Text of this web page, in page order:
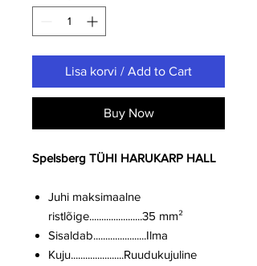
Lisa korvi / Add to Cart
Buy Now
Spelsberg TÜHI HARUKARP HALL
Juhi maksimaalne
ristlõige......................35 mm²
Sisaldab......................Ilma
Kuju......................Ruudukujuline